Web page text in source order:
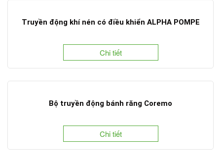
Truyền động khí nén có điều khiển ALPHA POMPE
Chi tiết
Bộ truyền động bánh răng Coremo
Chi tiết